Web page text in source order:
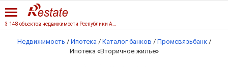
Недвижимость / Ипотека / Каталог банков / Промсвязьбанк /
Ипотека «Вторичное жилье»